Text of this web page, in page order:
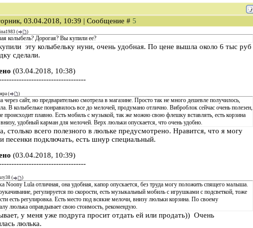
03.04.2018, 10:39 | Сообщение # 5
( )
колыбель? Дорогая? Вы купили ее?
эту колыбельку нуни, очень удобная. По цене вышла около 6 тыс руб
сделали.
(03.04.2018, 10:38)
( )
через сайт, но предварительно смотрела в магазине. Просто так не много дешевле получилось,
В колыбельке понравилось все до мелочей, продумано отлично. Виброблок сейчас очень полезен,
происходит плавно. Есть мобиль с музыкой, так же можно свою флешку вставлять, есть корзина
удобный карман для мелочей. Верх люльки опускается, что очень удобно.
столько всего полезного в люльке предусмотрено. Нравится, что я могу
песенки подключать, есть шнур специальный.
(03.04.2018, 10:39)
( )
Noony Lula отличная, она удобная, капор опускается, без труда могу положить спящего малыша.
регулируется по скорости, есть музыкальный мобиль с игрушками с подсветкой, тоже
есть регулировка. Есть место под всякие мелочи, внизу люльки корзина. По своему
люлька оправдывает свою стоимость, рекомендую.
у меня уже подруга просит отдать ей или продать)) Очень
люлька.